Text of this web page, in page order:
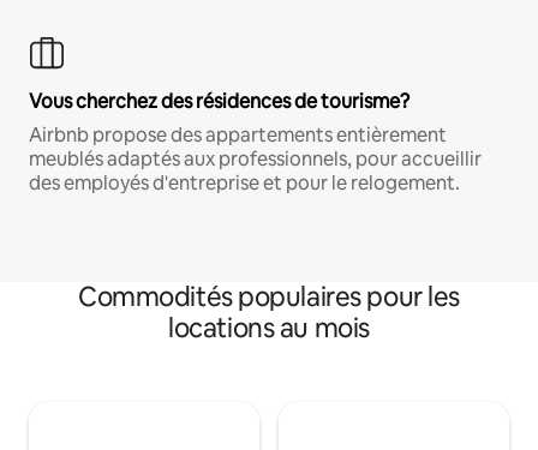
Vous cherchez des résidences de tourisme?
Airbnb propose des appartements entièrement
meublés adaptés aux professionnels, pour accueillir
des employés d'entreprise et pour le relogement.
Commodités populaires pour les
locations au mois